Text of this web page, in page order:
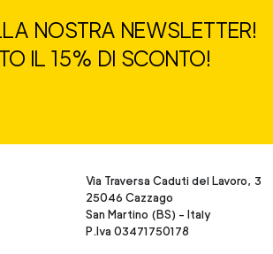
NOSTRA NEWSLETTER!
IL 15% DI SCONTO!
Via Traversa Caduti del Lavoro, 3
25046 Cazzago
San Martino (BS) - Italy
P.Iva 03471750178